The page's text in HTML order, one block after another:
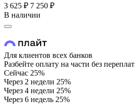
3 625 ₽ 7 250 ₽
В наличии
Для клиентов всех банков
Разбейте оплату на части без переплат
Сейчас 25%
Через 2 недели 25%
Через 4 недели 25%
Через 6 недель 25%